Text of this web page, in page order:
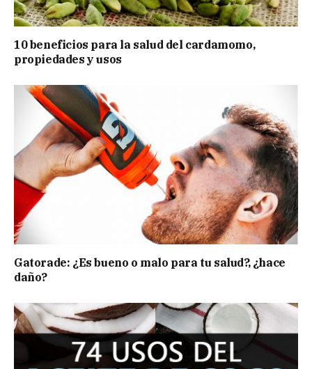
10 beneficios para la salud del cardamomo,
propiedades y usos
Gatorade: ¿Es bueno o malo para tu salud?, ¿hace
daño?